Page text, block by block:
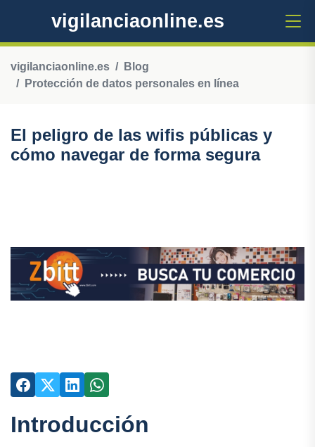
vigilanciaonline.es
vigilanciaonline.es
Blog
Protección de datos personales en línea
El peligro de las wifis públicas y
cómo navegar de forma segura
Introducción